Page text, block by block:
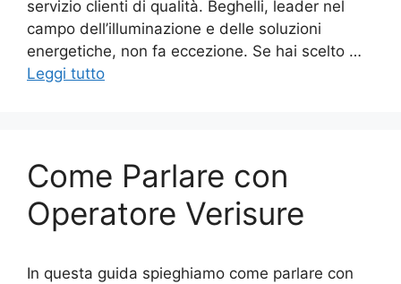
servizio clienti di qualità. Beghelli, leader nel
campo dell’illuminazione e delle soluzioni
energetiche, non fa eccezione. Se hai scelto …
Leggi tutto
Come Parlare con
Operatore Verisure
In questa guida spieghiamo come parlare con